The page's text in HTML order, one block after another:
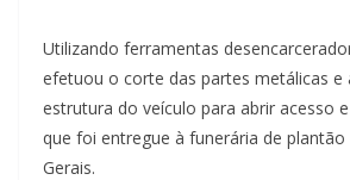
Utilizando ferramentas
efetuou o corte das partes metálicas e
estrutura do veículo para abrir acesso
que foi entregue à funerária de plantão
Gerais.